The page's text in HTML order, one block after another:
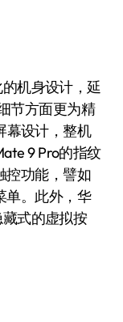
机身设计，延
节方面更为精
幕设计，整机
9 Pro的指纹
控功能，譬如
单。此外，华
式的虚拟按